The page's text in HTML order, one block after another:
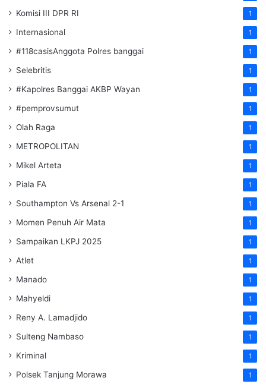
Komisi III DPR RI 1
Internasional 1
#118casisAnggota Polres banggai 1
Selebritis 1
#Kapolres Banggai AKBP Wayan 1
#pemprovsumut 1
Olah Raga 1
METROPOLITAN 1
Mikel Arteta 1
Piala FA 1
Southampton Vs Arsenal 2-1 1
Momen Penuh Air Mata 1
Sampaikan LKPJ 2025 1
Atlet 1
Manado 1
Mahyeldi 1
Reny A. Lamadjido 1
Sulteng Nambaso 1
Kriminal 1
Polsek Tanjung Morawa 1